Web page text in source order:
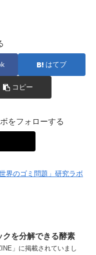
はてブ
コピー
をフォローする
世界のゴミ問題」研究ラボ
クを分解できる酵素
」に掲載されていまし